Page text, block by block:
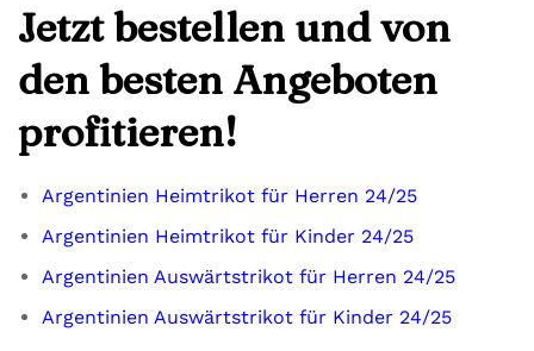
Jetzt bestellen und von
den besten Angeboten
profitieren!
Argentinien Heimtrikot für Herren 24/25
Argentinien Heimtrikot für Kinder 24/25
Argentinien Auswärtstrikot für Herren 24/25
Argentinien Auswärtstrikot für Kinder 24/25